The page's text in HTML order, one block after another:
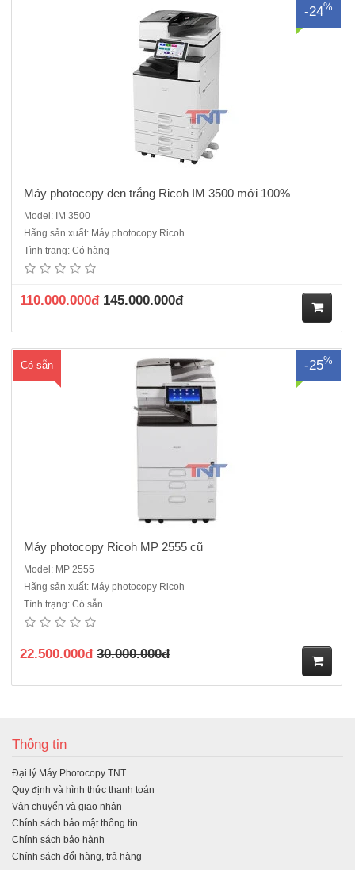
ua
-24%
Máy photocopy đen trắng Ricoh IM 3500 mới 100%
Model: IM 3500
Hãng sản xuất: Máy photocopy Ricoh
Tình trạng: Có hàng
110.000.000đ 145.000.000đ
ua
Có sẵn -25%
cao cấp cho văn phòng tại sao khách hàng lại không lựa chọn, một
chiếc máy đáp ứng được các yêu cầu tương đương với một chiếc máy
Máy photocopy Ricoh MP 2555 cũ
Model: MP 2555
Hãng sản xuất: Máy photocopy Ricoh
Tình trạng: Có sẵn
22.500.000đ 30.000.000đ
Thông tin
Đại lý Máy Photocopy TNT
Quy định và hình thức thanh toán
Vận chuyển và giao nhận
Chính sách bảo mật thông tin
Chính sách bảo hành
Chính sách đổi hàng, trả hàng